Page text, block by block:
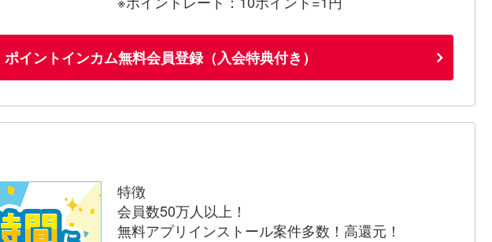
ポイントインカム無料会員登録（入会特典付き）
特徴
会員数50万人以上！
無料アプリインストール案件多数！高還元！